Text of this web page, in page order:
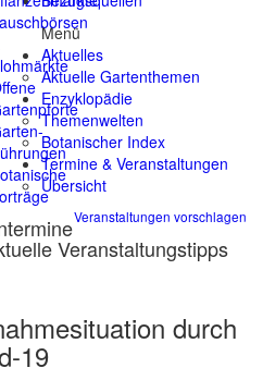
Veranstaltungen vorschlagen
Veranstaltungstipps
durch
19
Menü
Aktuelles
Aktuelle Gartenthemen
Enzyklopädie
Themenwelten
Botanischer Index
Termine & Veranstaltungen
Übersicht